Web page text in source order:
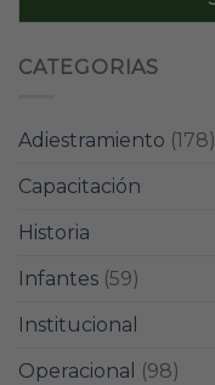
CATEGORIAS
Adiestramiento (178)
Capacitación
Historia
Infantes (59)
Institucional
Operacional
(98)